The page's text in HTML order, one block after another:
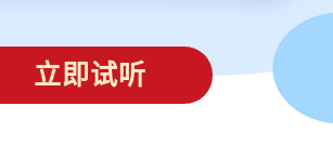
立即试听